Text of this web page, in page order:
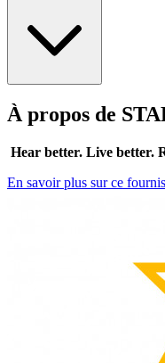
Catalogue 2017
À propos de
Hear better. Live better.
En savoir plus sur ce